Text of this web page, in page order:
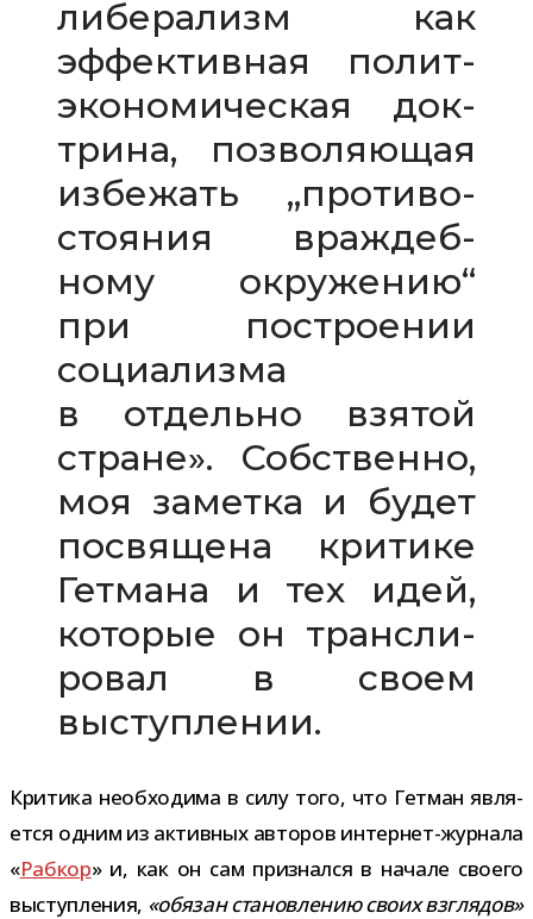
либерализм как
эффек­тив­ная полит­
эко­но­ми­че­ская док­
трина, поз­во­ля­ю­щая
избе­жать „про­ти­во­
сто­я­ния враж­деб­
ному окру­же­нию“
при постро­е­нии
соци­а­лизма
в отдельно взя­той
стране». Собственно,
моя заметка и будет
посвя­щена кри­тике
Гетмана и тех идей,
кото­рые он транс­ли­
ро­вал в своем
выступлении.
Критика необ­хо­дима в силу того, что Гетман явля­
ется одним из актив­ных авто­ров интернет-​журнала
«Рабкор» и, как он сам при­знался в начале сво­его
выступ­ле­ния, «обя­зан ста­нов­ле­нию своих взгля­дов»